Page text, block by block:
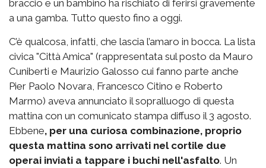
braccio e un bambino ha rischiato di ferirsi gravemente
a una gamba. Tutto questo fino a oggi.
C’è qualcosa, infatti, che lascia l’amaro in bocca. La lista
civica "Città Amica" (rappresentata sul posto da Mauro
Cuniberti e Maurizio Galosso cui fanno parte anche
Pier Paolo Novara, Francesco Citino e Roberto
Marmo) aveva annunciato il sopralluogo di questa
mattina con un comunicato stampa diffuso il 3 agosto.
Ebbene, per una curiosa combinazione, proprio
questa mattina sono arrivati nel cortile due
operai inviati a tappare i buchi nell'asfalto. Un